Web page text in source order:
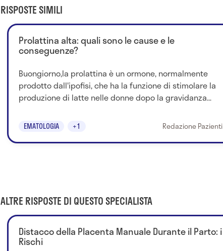
RISPOSTE SIMILI
Prolattina alta: quali sono le cause e le
conseguenze?
Buongiorno,la prolattina è un ormone, normalmente
prodotto dall'ipofisi, che ha la funzione di stimolare la
produzione di latte nelle donne dopo la gravidanza...
EMATOLOGIA +1 Redazione Pazienti
ALTRE RISPOSTE DI QUESTO SPECIALISTA
Distacco della Placenta Manuale Durante il Parto: i
Rischi